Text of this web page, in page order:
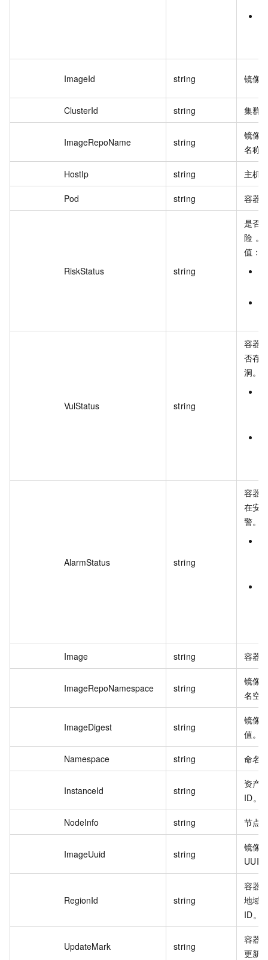
ImageId string 镜像
ClusterId string 集群
ImageRepoName string
镜像
名称
HostIp string 主机
Pod string 容器
RiskStatus string
是否
险 。
值：
VulStatus string
容器
否存
洞。
AlarmStatus string
容器
在安
警。
Image string 容器
ImageRepoNamespace string
镜像
名空
ImageDigest string
镜像
值。
Namespace string 命名
InstanceId string
资产
ID。
NodeInfo string 节点
ImageUuid string
镜像
UUID
RegionId string
容器
地域
ID。
UpdateMark string
容器
更新